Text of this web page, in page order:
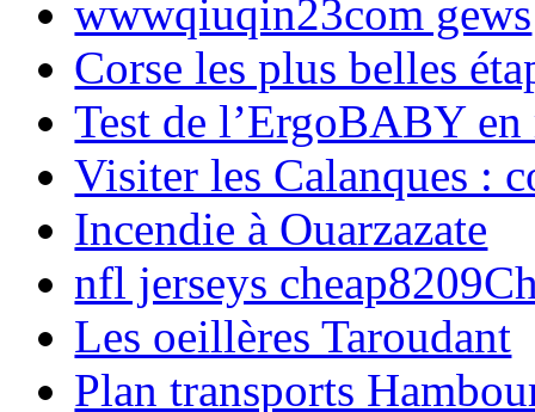
wwwqiuqin23com gews
Corse les plus belles
Test de l’ErgoBABY en
Visiter les Calanques :
Incendie à Ouarzazate
nfl jerseys
Les oeillères Taroudant
Plan transports